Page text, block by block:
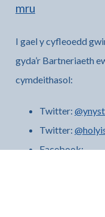
mru
I gael y cyfleoedd
gyda’r Bartneriaeth
cymdeithasol:
Twitter:
Twitter:
Facebook: